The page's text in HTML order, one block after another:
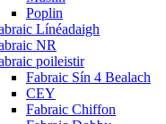
Poplin
Línéadaigh
NR
poileistir
Fabraic Sín 4 Bealach
CEY
Fabraic Chiffon